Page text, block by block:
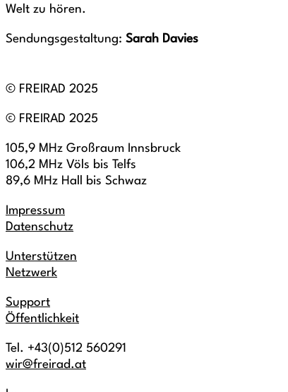
Welt zu hören.
Sendungsgestaltung: Sarah Davies
© FREIRAD 2025
© FREIRAD 2025
105,9 MHz Großraum Innsbruck
106,2 MHz Völs bis Telfs
89,6 MHz Hall bis Schwaz
Impressum
Datenschutz
Unterstützen
Netzwerk
Support
Öffentlichkeit
Tel. +43(0)512 560291
wir@freirad.at